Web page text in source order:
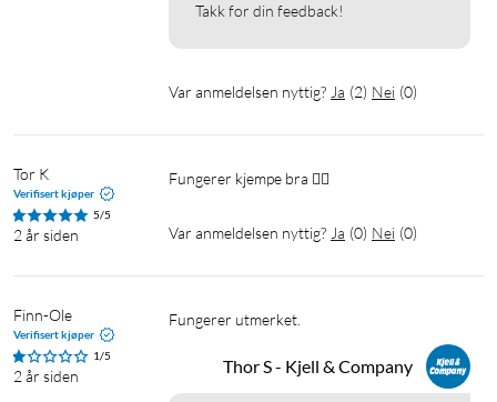
Takk for din feedback!
Var anmeldelsen nyttig? Ja (2) Nei (0)
Tor K
Verifisert kjøper
5/5
2 år siden
Fungerer kjempe bra 👍🏻
Var anmeldelsen nyttig? Ja (0) Nei (0)
Finn-Ole
Verifisert kjøper
1/5
2 år siden
Fungerer utmerket.
Thor S - Kjell & Company